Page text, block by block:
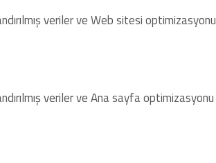
veriler ve Web sitesi optimizasyonu
veriler ve Ana sayfa optimizasyonu